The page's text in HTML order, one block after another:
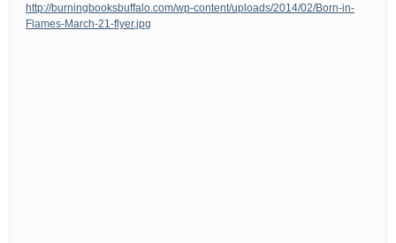
http://burningbooksbuffalo.com/wp-content/uploads/2014/02/Born-in-
Flames-March-21-flyer.jpg